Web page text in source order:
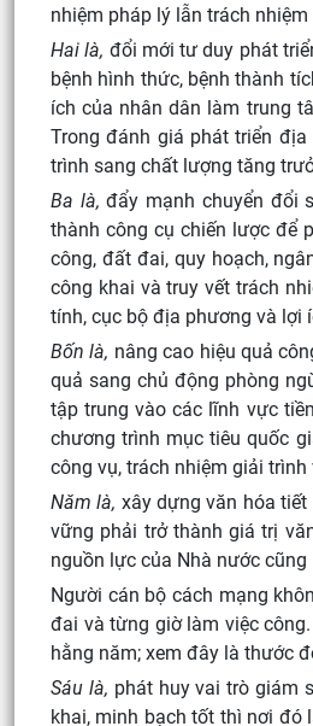
nhiệm pháp lý lẫn trách nhiệm
Hai là, đổi mới tư duy phát
bệnh hình thức, bệnh thành
ích của nhân dân làm trung
Trong đánh giá phát triển
trình sang chất lượng tăng
Ba là, đẩy mạnh chuyển đổi
thành công cụ chiến lược để
công, đất đai, quy hoạch,
công khai và truy vết trách
tính, cục bộ địa phương và lợi
Bốn là, nâng cao hiệu quả
quả sang chủ động phòng
tập trung vào các lĩnh vực
chương trình mục tiêu quốc
công vụ, trách nhiệm giải
Năm là, xây dựng văn hóa
vững phải trở thành giá trị
nguồn lực của Nhà nước
Người cán bộ cách mạng
đai và từng giờ làm việc
hằng năm; xem đây là thước
Sáu là, phát huy vai trò giám
khai, minh bạch tốt thì nơi đó